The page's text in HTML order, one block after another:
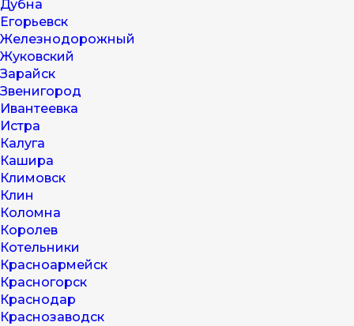
Дубна
Егорьевск
Железнодорожный
Жуковский
Зарайск
Звенигород
Ивантеевка
Истра
Калуга
Кашира
Климовск
Клин
Коломна
Королев
Котельники
Красноармейск
Красногорск
Краснодар
Краснозаводск